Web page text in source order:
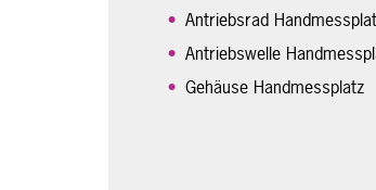
Antriebsrad
Antriebswelle
Gehäuse Handmessplatz